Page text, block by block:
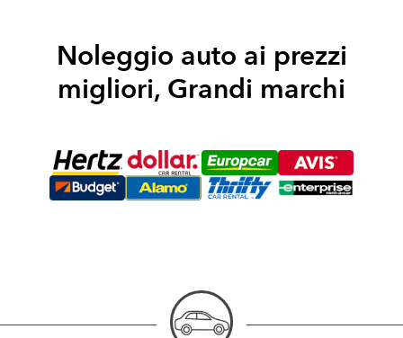
Noleggio auto ai prezzi
migliori, Grandi marchi